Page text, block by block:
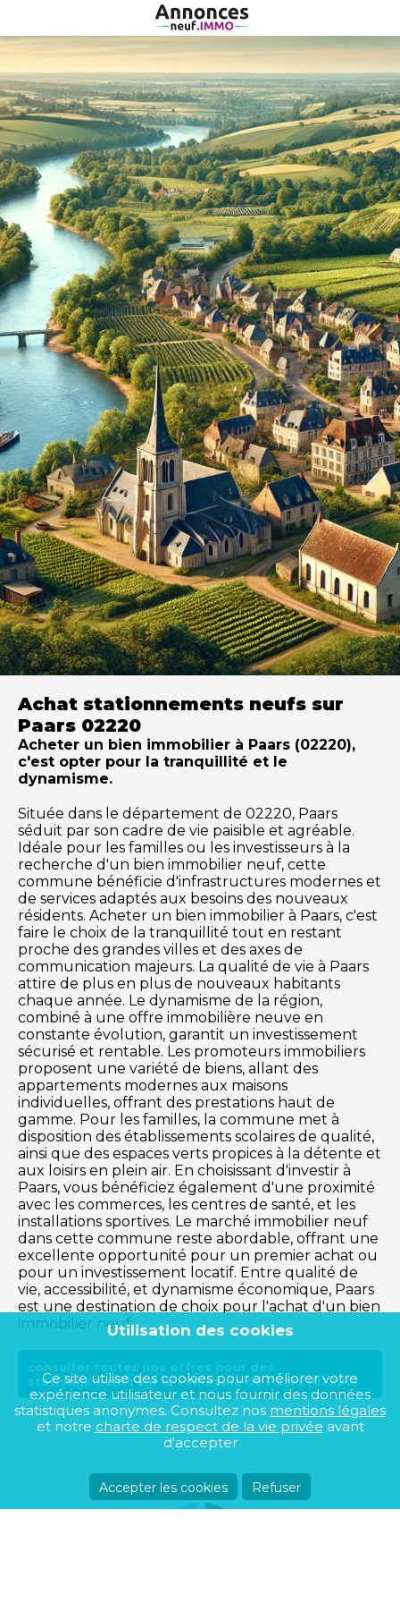
Achat stationnements neufs sur
Paars 02220
Acheter un bien immobilier à Paars (02220),
c'est opter pour la tranquillité et le
dynamisme.
Située dans le département de 02220, Paars
séduit par son cadre de vie paisible et agréable.
Idéale pour les familles ou les investisseurs à la
recherche d'un bien immobilier neuf, cette
commune bénéficie d'infrastructures modernes et
de services adaptés aux besoins des nouveaux
résidents. Acheter un bien immobilier à Paars, c'est
faire le choix de la tranquillité tout en restant
proche des grandes villes et des axes de
communication majeurs. La qualité de vie à Paars
attire de plus en plus de nouveaux habitants
chaque année. Le dynamisme de la région,
combiné à une offre immobilière neuve en
constante évolution, garantit un investissement
sécurisé et rentable. Les promoteurs immobiliers
proposent une variété de biens, allant des
appartements modernes aux maisons
individuelles, offrant des prestations haut de
gamme. Pour les familles, la commune met à
disposition des établissements scolaires de qualité,
ainsi que des espaces verts propices à la détente et
aux loisirs en plein air. En choisissant d'investir à
Paars, vous bénéficiez également d'une proximité
avec les commerces, les centres de santé, et les
installations sportives. Le marché immobilier neuf
dans cette commune reste abordable, offrant une
excellente opportunité pour un premier achat ou
pour un investissement locatif. Entre qualité de
vie, accessibilité, et dynamisme économique, Paars
est une destination de choix pour l'achat d'un bien
immobilier neuf.
consulter toutes nos offres pour des
stationnements sur la commune de Paars (02220)
Utilisation des cookies
Ce site utilise des cookies pour améliorer votre
expérience utilisateur et nous fournir des données
statistiques anonymes. Consultez nos mentions légales
et notre charte de respect de la vie privée avant
d'accepter
Accepter les cookies Refuser